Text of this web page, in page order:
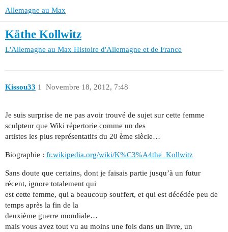
Allemagne au Max
Käthe Kollwitz
L'Allemagne au Max Histoire d'Allemagne et de France
Kissou33 Novembre 18, 2012, 7:48
1
Je suis surprise de ne pas avoir trouvé de sujet sur cette femme
sculpteur que Wiki répertorie comme un des
artistes les plus représentatifs du 20 ème siècle…
Biographie : fr.wikipedia.org/wiki/K%C3%A4the_Kollwitz
Sans doute que certains, dont je faisais partie jusqu’à un futur
récent, ignore totalement qui
est cette femme, qui a beaucoup souffert, et qui est décédée peu de
temps après la fin de la
deuxième guerre mondiale…
mais vous avez tout vu au moins une fois dans un livre, un